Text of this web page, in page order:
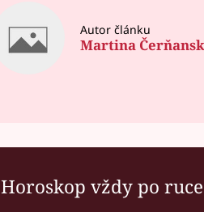
Autor článku
Martina
Horoskop vždy po ruce